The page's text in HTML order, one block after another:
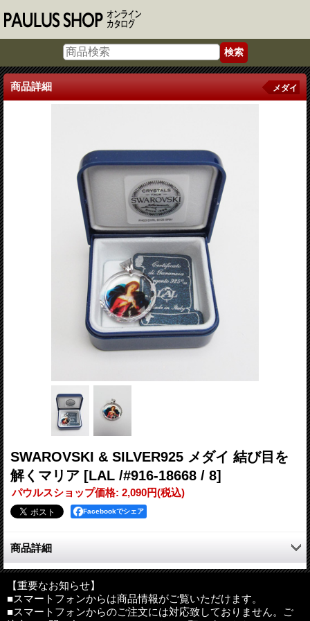
商品詳細 メダイ
SWAROVSKI & SILVER925 メダイ 結び目を
解くマリア [LAL /#916-18668 / 8]
パウルスショップ価格: 2,090円(税込)
Facebookでシェア
商品詳細
スワロフスキーとシルバーを使った美しいメダイです。
サイズ：約20mm×20mm
材質：SWAROVSKI、SILVER925
【重要なお知らせ】
■スマートフォンからは商品情報がご覧いただけます。
■スマートフォンからのご注文には対応致しておりません。ご